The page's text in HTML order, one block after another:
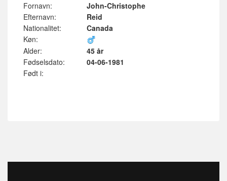
Fornavn:
John-Christophe
Efternavn:
Reid
Nationalitet:
Canada
Køn:
Alder:
45 år
Fødselsdato:
04-06-1981
Født i: